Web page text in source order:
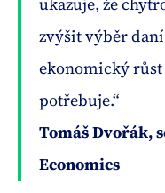
zvýšit výběr
ekonomický růst
potřebuje.“
Tomáš Dvořák,
Economics